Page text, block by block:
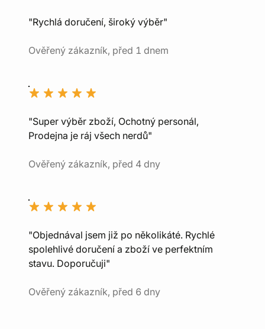
"Rychlá doručení, široký výběr"
Ověřený zákazník, před 1 dnem
"Super výběr zboží, Ochotný personál,
Prodejna je ráj všech nerdů"
Ověřený zákazník, před 4 dny
"Objednával jsem již po několikáté. Rychlé
spolehlivé doručení a zboží ve perfektním
stavu. Doporučuji"
Ověřený zákazník, před 6 dny